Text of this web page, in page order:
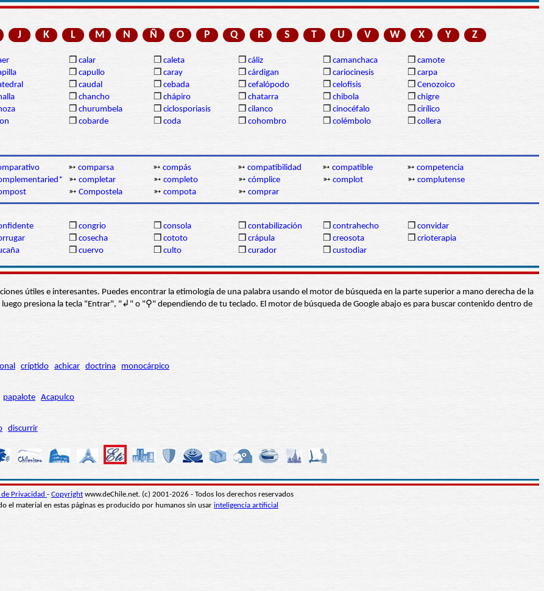
J K L M N Ñ O P Q R S T U V W X Y Z
❒ calar ❒ caleta ❒ cáliz ❒ camanchaca ❒ camote
❒ capullo ❒ caray ❒ cárdigan ❒ cariocinesis ❒ carpa
❒ caudal ❒ cebada ❒ cefalópodo ❒ celofisis ❒ Cenozoico
❒ chancho ❒ chápiro ❒ chatarra ❒ chibola ❒ chigre
❒ churumbela ❒ ciclosporiasis ❒ cilanco ❒ cinocéfalo ❒ cirílico
❒ cobarde ❒ coda ❒ cohombro ❒ colémbolo ❒ collera
➳ comparsa ➳ compás ➳ compatibilidad ➳ compatible ➳ competencia
➳ completar ➳ completo ➳ cómplice ➳ complot ➳ complutense
➳ Compostela ➳ compota ➳ comprar
❒ congrio ❒ consola ❒ contabilización ❒ contrahecho ❒ convidar
❒ cosecha ❒ cototo ❒ crápula ❒ creosota ❒ crioterapia
❒ cuervo ❒ culto ❒ curador ❒ custodiar
útiles e interesantes. Puedes encontrar la etimología de una palabra usando el motor de búsqueda en la parte superior a mano derecha de la
luego presiona la tecla "Entrar", "↲" o "⚲" dependiendo de tu teclado. El motor de búsqueda de Google abajo es para buscar contenido dentro de
críptido achicar doctrina monocárpico
papalote Acapulco
discurrir
Privacidad - Copyright www.deChile.net. (c) 2001-2026 - Todos los derechos reservados
el material en estas páginas es producido por humanos sin usar inteligencia artificial